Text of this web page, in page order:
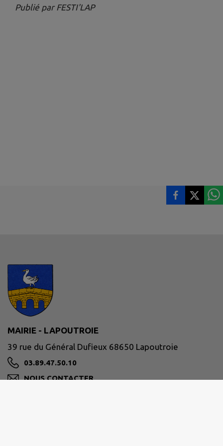
Publié par FESTI'LAP
MAIRIE - LAPOUTROIE
39 rue du Général Dufieux 68650 Lapoutroie
03.89.47.50.10
NOUS CONTACTER